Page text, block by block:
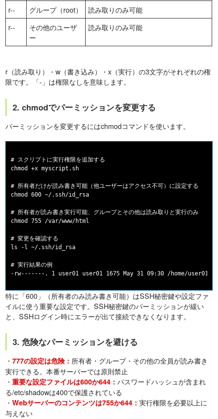
r--
グループ（root）
読み取りのみ可能
r--
その他のユーザ
ー
読み取りのみ可能
r（読み取り）・w（書き込み）・x（実行）の3文字がそれぞれの権
限です。「-」は権限なしを意味します。
2. chmodでパーミッションを変更する
パーミッションを変更するにはchmodコマンドを使います。
# スクリプトに実行権限を追加する
chmod +x myscript.sh
# 所有者だけが読み書き可能（他ユーザーはアクセス不可）に設定する
chmod 600 ~/.ssh/id_rsa
# 所有者が読み書き実行可能、グループとその他は読み取りと実行のみ
chmod 755 /var/www/html
# 変更を確認する
ls -l ~/.ssh/id_rsa
# 実行結果の例
特に「600」（所有者のみ読み書き可能）はSSH秘密鍵や設定ファ
イルに使う重要な設定です。SSH秘密鍵のパーミッションが緩い
と、SSHログイン時にエラーが出て接続できなくなります。
3. 危険なパーミッションを避ける
・777の設定は危険： 所有者・グループ・その他の全員が読み書き
実行できる。本番サーバーでは原則禁止
・重要な設定ファイルは600か644：パスワードハッシュが含まれ
る/etc/shadowは400で保護されている
・Webサーバーのコンテンツは755か644：実行権限を必要以上に
与えない